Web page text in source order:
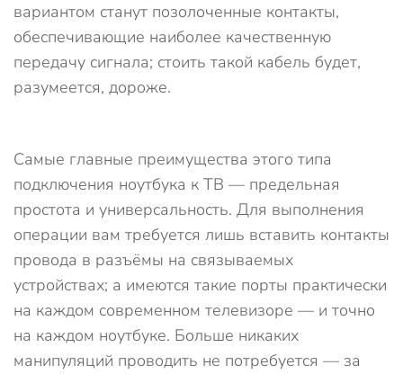
вариантом станут позолоченные контакты,
обеспечивающие наиболее качественную
передачу сигнала; стоить такой кабель будет,
разумеется, дороже.
Самые главные преимущества этого типа
подключения ноутбука к ТВ — предельная
простота и универсальность. Для выполнения
операции вам требуется лишь вставить контакты
провода в разъёмы на связываемых
устройствах; а имеются такие порты практически
на каждом современном телевизоре — и точно
на каждом ноутбуке. Больше никаких
манипуляций проводить не потребуется — за